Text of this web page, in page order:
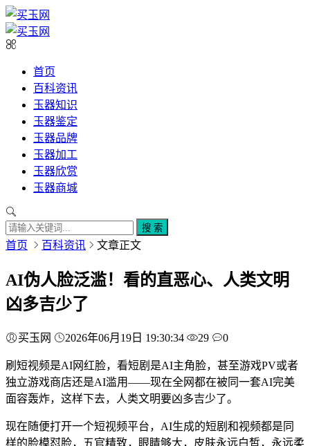
首页
百科资讯
玉器知识
玉器鉴定
玉器品牌
玉器加工
玉器欣赏
玉器商城
搜 索
首页 百科资讯 文章正文
AI伪人脸泛滥！看的直恶心、人类文明
凶多吉少了
买玉网 2026年06月19日 19:30:34 29 0
刷短视频是AI网红脸，看短剧是AI主角脸，甚至游戏PV或者
独立游戏商店还是AI滥用——现在全网都在被同一套AI完美
面容轰炸，这样下去，人类文明要凶多吉少了。
现在随便打开一个短视频平台，AI生成的短剧和视频都是同
样的脸模怼脸，五官精致，眼睛够大，皮肤永远白皙，永远柔